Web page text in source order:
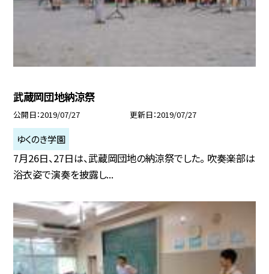
武蔵岡団地納涼祭
公開日 2019/07/27 更新日 2019/07/27
ゆくのき学園
7月26日、27日は、武蔵岡団地の納涼祭でした。 吹奏楽部は
浴衣姿で演奏を披露し...